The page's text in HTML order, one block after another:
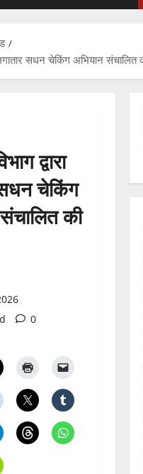
लगातार सधन चेकिंग अभियान संचालित
द्वारा
चेकिंग
की
0